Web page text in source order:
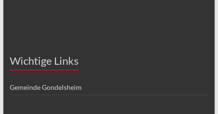
Wichtige Links
Gemeinde Gondelsheim